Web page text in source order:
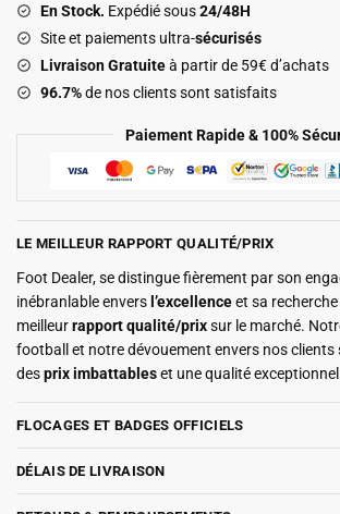
Eusébio
2025
2026
Enfant
En Stock. Expédié sous24/48H
Site et paiements ultra-sécurisés
Livraison Gratuiteà partir de 59€ d’achats
96.7%de nos clients sont satisfaits
Paiement Rapide & 100%
LE MEILLEUR RAPPORT QUALITÉ/PRIX
Foot Dealer, se distingue fièrement par son
inébranlable envers l’excellenceet sa
meilleurrapport qualité/prixsur le marché.
football et notre dévouement envers nos
desprix imbattableset une qualité
FLOCAGES ET BADGES OFFICIELS
DÉLAIS DE LIVRAISON